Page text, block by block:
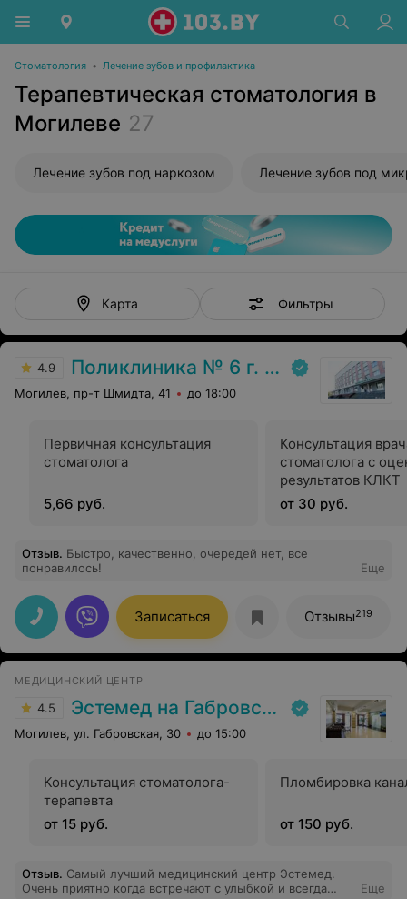
Стоматология • Лечение зубов и профилактика
Терапевтическая стоматология в
Могилеве 27
Лечение зубов под наркозом Лечение зубов под
Карта Фильтры
4.9 Поликлиника № 6 г. Могилева
Могилев, пр-т Шмидта, 41 до 18:00
Первичная консультация
стоматолога
5,66 руб.
Консультация
стоматолога с
результатов КЛКТ
от 30 руб.
Отзыв. Быстро, качественно, очередей нет, все
понравилось!
Еще
Записаться Отзывы219
МЕДИЦИНСКИЙ ЦЕНТР
4.5 Эстемед на Габровской
Могилев, ул. Габровская, 30 до 15:00
Консультация стоматолога-
терапевта
от 15 руб.
Пломбировка
от 150 руб.
Отзыв. Самый лучший медицинский центр Эстемед.
Очень приятно когда встречают с улыбкой и всегда
Еще